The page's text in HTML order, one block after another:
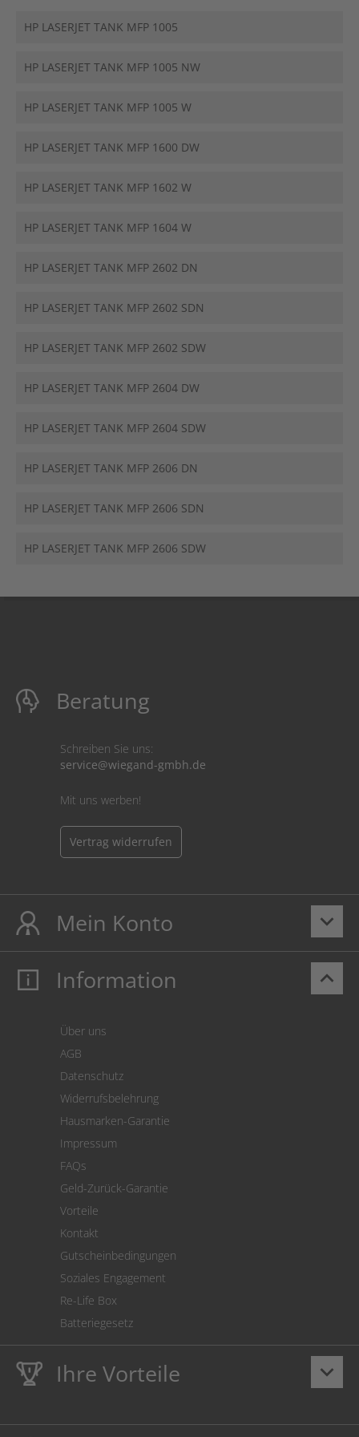
HP LASERJET TANK MFP 1005
HP LASERJET TANK MFP 1005 NW
HP LASERJET TANK MFP 1005 W
HP LASERJET TANK MFP 1600 DW
HP LASERJET TANK MFP 1602 W
HP LASERJET TANK MFP 1604 W
HP LASERJET TANK MFP 2602 DN
HP LASERJET TANK MFP 2602 SDN
HP LASERJET TANK MFP 2602 SDW
HP LASERJET TANK MFP 2604 DW
HP LASERJET TANK MFP 2604 SDW
HP LASERJET TANK MFP 2606 DN
HP LASERJET TANK MFP 2606 SDN
HP LASERJET TANK MFP 2606 SDW
Beratung
Schreiben Sie uns:
service@wiegand-gmbh.de
Mit uns werben!
Vertrag widerrufen
keyboard_arrow_down
Mein Konto
Mein Konto
Cookie Einstellungen
keyboard_arrow_up
Information
Über uns
AGB
Datenschutz
Widerrufsbelehrung
Hausmarken-Garantie
Impressum
FAQs
Geld-Zurück-Garantie
Vorteile
Kontakt
Gutscheinbedingungen
Soziales Engagement
Re-Life Box
Batteriegesetz
keyboard_arrow_down
Ihre Vorteile
LebenslangeHausmarke Garantieauf Toner und Tinte